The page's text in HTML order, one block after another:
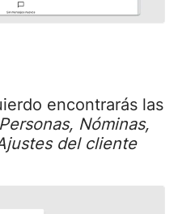
encontrarás las
Personas, Nóminas,
del cliente